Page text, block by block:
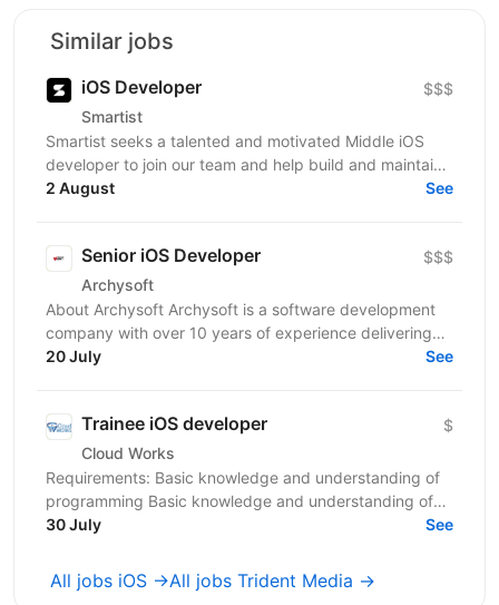
Similar jobs
iOS Developer
Smartist
$$$
Smartist seeks a talented and motivated Middle iOS
developer to join our team and help build and maintain
our mobile app. As a Middle iOS developer at...
2 August See
Senior iOS Developer
Archysoft
$$$
About Archysoft Archysoft is a software development
company with over 10 years of experience delivering
solutions to clients across the United States and...
20 July See
Trainee iOS developer
Cloud Works
$
Requirements: Basic knowledge and understanding of
programming Basic knowledge and understanding of
OOP Basic knowledge of Swift Basic knowledge of...
30 July See
All jobs iOS →All jobs Trident Media →